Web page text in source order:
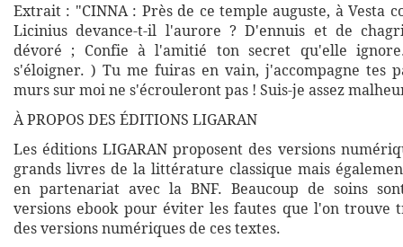
Extrait : "CINNA : Près de ce temple auguste, à Vesta
Licinius devance-t-il l'aurore ? D'ennuis et de
dévoré ; Confie à l'amitié ton secret qu'elle
s'éloigner. ) Tu me fuiras en vain, j'accompagne tes
murs sur moi ne s'écrouleront pas ! Suis-je assez
À PROPOS DES ÉDITIONS LIGARAN
Les éditions LIGARAN proposent des versions
grands livres de la littérature classique mais
en partenariat avec la BNF. Beaucoup de soins
versions ebook pour éviter les fautes que l'on trouve
des versions numériques de ces textes.